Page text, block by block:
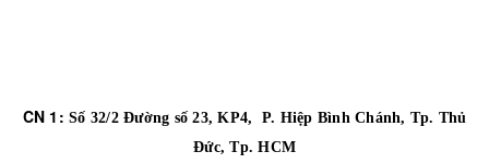
CN 1: Số 32/2 Đường số 23, KP4, P. Hiệp Bình Chánh, Tp. Thủ
Đức, Tp. HCM